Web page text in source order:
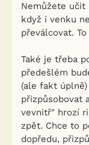
Nemůžete učit
když i venku
převálcovat.
Také je třeba
předešlém
(ale fakt
přizpůsobovat
vevnitř" hrozí
zpět. Chce to
dopředu,